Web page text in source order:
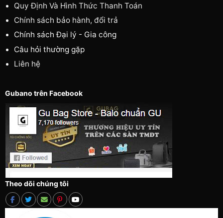
Quy Định Và Hình Thức Thanh Toán
Chính sách bảo hành, đổi trả
Chính sách Đại lý - Gia công
Câu hỏi thường gặp
Liên hệ
Gubano trên Facebook
Theo dõi chúng tôi